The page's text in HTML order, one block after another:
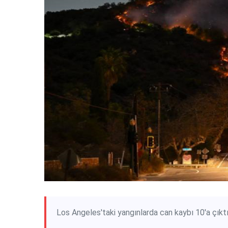
Los Angeles'taki yangınlarda can kaybı 10'a çıktı